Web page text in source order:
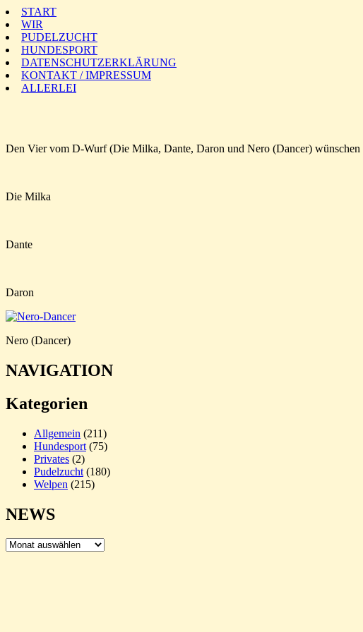
START
WIR
PUDELZUCHT
HUNDESPORT
DATENSCHUTZERKLÄRUNG
KONTAKT / IMPRESSUM
ALLERLEI
Den Vier vom D-Wurf (Die Milka, Dante, Daron und Nero (Dancer)
Die Milka
Dante
Daron
Nero (Dancer)
NAVIGATION
Kategorien
Allgemein (211)
Hundesport (75)
Privates (2)
Pudelzucht (180)
Welpen (215)
NEWS
NEWS